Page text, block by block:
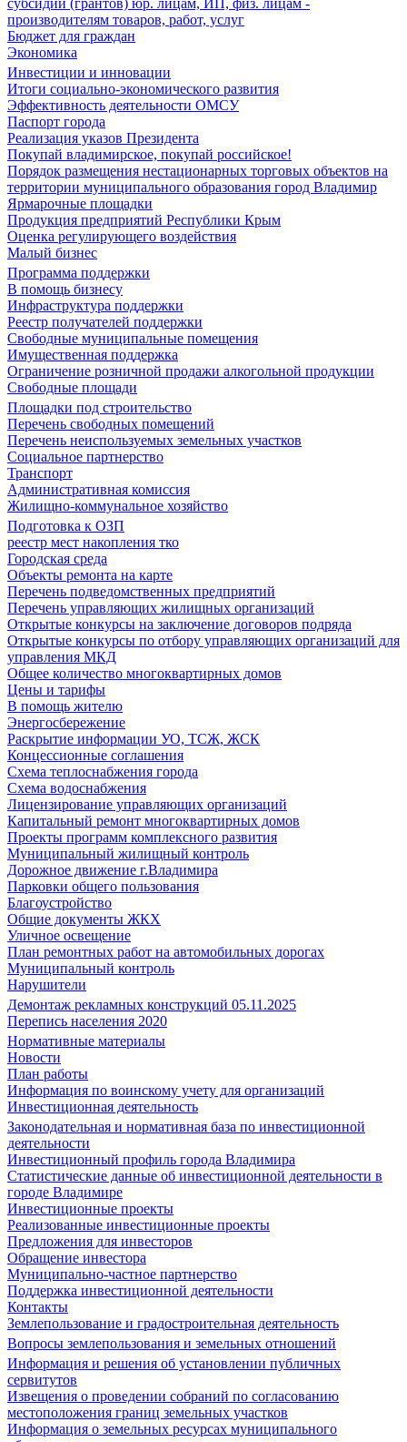
субсидий (грантов) юр. лицам, ИП, физ. лицам -
производителям товаров, работ, услуг
Бюджет для граждан
Экономика
Инвестиции и инновации
Итоги социально-экономического развития
Эффективность деятельности ОМСУ
Паспорт города
Реализация указов Президента
Покупай владимирское, покупай российское!
Порядок размещения нестационарных торговых объектов на
территории муниципального образования город Владимир
Ярмарочные площадки
Продукция предприятий Республики Крым
Оценка регулирующего воздействия
Малый бизнес
Программа поддержки
В помощь бизнесу
Инфраструктура поддержки
Реестр получателей поддержки
Свободные муниципальные помещения
Имущественная поддержка
Ограничение розничной продажи алкогольной продукции
Свободные площади
Площадки под строительство
Перечень свободных помещений
Перечень неиспользуемых земельных участков
Социальное партнерство
Транспорт
Административная комиссия
Жилищно-коммунальное хозяйство
Подготовка к ОЗП
реестр мест накопления тко
Городская среда
Объекты ремонта на карте
Перечень подведомственных предприятий
Перечень управляющих жилищных организаций
Открытые конкурсы на заключение договоров подряда
Открытые конкурсы по отбору управляющих организаций для
управления МКД
Общее количество многоквартирных домов
Цены и тарифы
В помощь жителю
Энергосбережение
Раскрытие информации УО, ТСЖ, ЖСК
Концессионные соглашения
Схема теплоснабжения города
Схема водоснабжения
Лицензирование управляющих организаций
Капитальный ремонт многоквартирных домов
Проекты программ комплексного развития
Муниципальный жилищный контроль
Дорожное движение г.Владимира
Парковки общего пользования
Благоустройство
Общие документы ЖКХ
Уличное освещение
План ремонтных работ на автомобильных дорогах
Муниципальный контроль
Нарушители
Демонтаж рекламных конструкций 05.11.2025
Перепись населения 2020
Нормативные материалы
Новости
План работы
Информация по воинскому учету для организаций
Инвестиционная деятельность
Законодательная и нормативная база по инвестиционной
деятельности
Инвестиционный профиль города Владимира
Статистические данные об инвестиционной деятельности в
городе Владимире
Инвестиционные проекты
Реализованные инвестиционные проекты
Предложения для инвесторов
Обращение инвестора
Муниципально-частное партнерство
Поддержка инвестиционной деятельности
Контакты
Землепользование и градостроительная деятельность
Вопросы землепользования и земельных отношений
Информация и решения об установлении публичных
сервитутов
Извещения о проведении собраний по согласованию
местоположения границ земельных участков
Информация о земельных ресурсах муниципального